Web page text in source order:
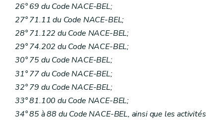
26° 69 du Code NACE-BEL;
27° 71.11 du Code NACE-BEL;
28° 71.122 du Code NACE-BEL;
29° 74.202 du Code NACE-BEL;
30° 75 du Code NACE-BEL;
31° 77 du Code NACE-BEL;
32° 79 du Code NACE-BEL;
33° 81.100 du Code NACE-BEL;
34° 85 à 88 du Code NACE-BEL, ainsi que les activités